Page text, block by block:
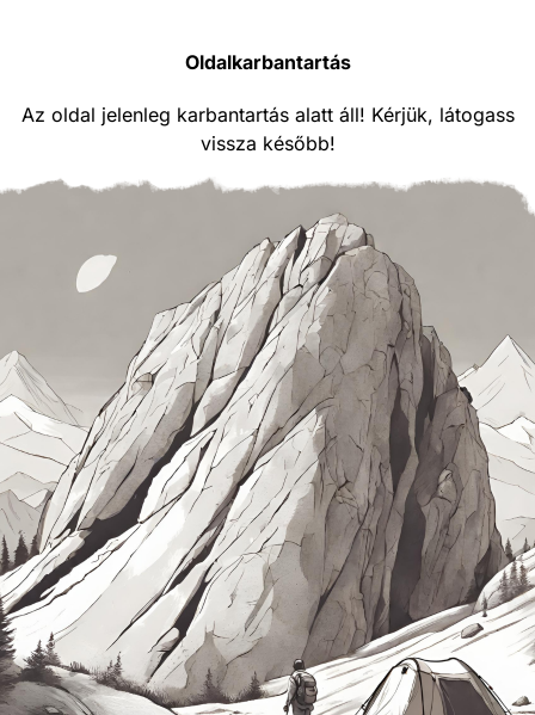
Oldalkarbantartás
Az oldal jelenleg karbantartás alatt áll! Kérjük, látogass
vissza később!